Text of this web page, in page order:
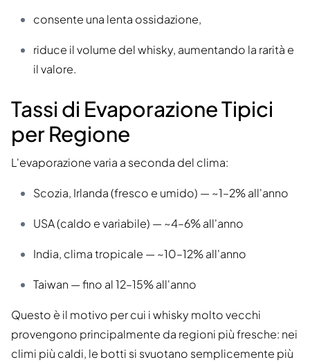
consente una lenta ossidazione,
riduce il volume del whisky, aumentando la rarità e
il valore.
Tassi di Evaporazione Tipici
per Regione
L'evaporazione varia a seconda del clima:
Scozia, Irlanda (fresco e umido) — ~1–2% all'anno
USA (caldo e variabile) — ~4–6% all'anno
India, clima tropicale — ~10–12% all'anno
Taiwan — fino al 12–15% all'anno
Questo è il motivo per cui i whisky molto vecchi
provengono principalmente da regioni più fresche: nei
climi più caldi, le botti si svuotano semplicemente più